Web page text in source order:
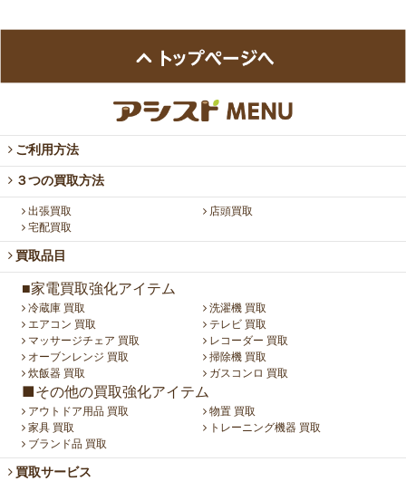
ご利用方法
３つの買取方法
出張買取
店頭買取
宅配買取
買取品目
■家電買取強化アイテム
冷蔵庫 買取
洗濯機 買取
エアコン 買取
テレビ 買取
マッサージチェア 買取
レコーダー 買取
オーブンレンジ 買取
掃除機 買取
炊飯器 買取
ガスコンロ 買取
■その他の買取強化アイテム
アウトドア用品 買取
物置 買取
家具 買取
トレーニング機器 買取
ブランド品 買取
買取サービス